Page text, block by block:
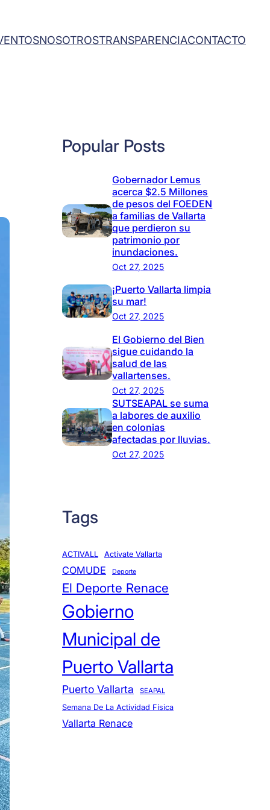
NOSOTROSTRANSPARENCIACONTACTO
Popular Posts
Gobernador Lemus
acerca $2.5 Millones
de pesos del FOEDEN
a familias de Vallarta
que perdieron su
patrimonio por
inundaciones.
Oct 27, 2025
¡Puerto Vallarta limpia
su mar!
Oct 27, 2025
El Gobierno del Bien
sigue cuidando la
salud de las
vallartenses.
Oct 27, 2025
SUTSEAPAL se suma
a labores de auxilio
en colonias
afectadas por lluvias.
Oct 27, 2025
Tags
ACTIVALL Actívate Vallarta
COMUDE Deporte
El Deporte Renace
Gobierno
Municipal de
Puerto Vallarta
Puerto Vallarta SEAPAL
Semana De La Actividad Física
Vallarta Renace